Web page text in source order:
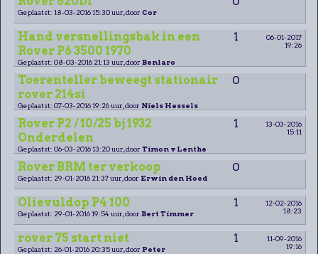
Geplaatst: 18-03-2016 15:30 uur, door Cor
Hand versnellingsbak in een
Rover P6 3500 1970
1
06-01-2017
19:26
Geplaatst: 08-03-2016 21:13 uur, door Benlaro
Toerenteller beweegt stationair
rover 214si
0
Geplaatst: 07-03-2016 19:26 uur, door Niels Hessels
Rover P2 / 10/25 bj 1932
Onderdelen
1
13-03-2016
15:11
Geplaatst: 06-03-2016 13:20 uur, door Timon v Lenthe
Rover BRM ter verkoop 0
Geplaatst: 29-01-2016 21:37 uur, door Erwin den Hoed
Olievuldop P4 100 1
12-02-2016
18:23
Geplaatst: 29-01-2016 19:54 uur, door Bert Timmer
rover 75 start niet 1
11-09-2016
19:16
Geplaatst: 26-01-2016 20:35 uur, door Peter